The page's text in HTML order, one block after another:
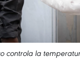
controla la